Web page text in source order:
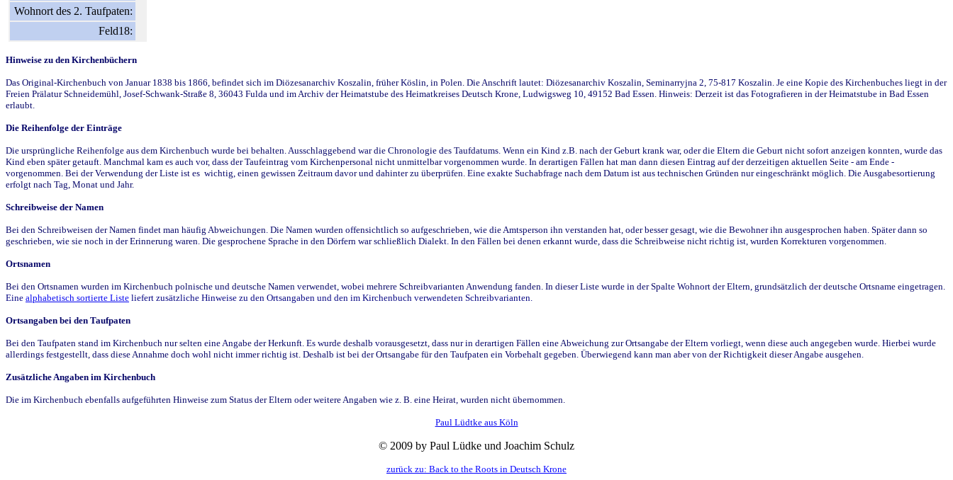
Wohnort des 2. Taufpaten:
Feld18:
Hinweise zu den Kirchenbüchern
Das Original-Kirchenbuch von Januar 1838 bis 1866, befindet sich im Diözesanarchiv Koszalin, früher Köslin, in Polen. Die Anschrift lautet: Diözesanarchiv Koszalin, Seminarryjna 2, 75-817 Koszalin. Je eine Kopie des Kirchenbuches liegt in der
Freien Prälatur Schneidemühl, Josef-Schwank-Straße 8, 36043 Fulda und im Archiv der Heimatstube des Heimatkreises Deutsch Krone, Ludwigsweg 10, 49152 Bad Essen. Hinweis: Derzeit ist das Fotografieren in der Heimatstube in Bad Essen
erlaubt.
Die Reihenfolge der Einträge
Die ursprüngliche Reihenfolge aus dem Kirchenbuch wurde bei behalten. Ausschlaggebend war die Chronologie des Taufdatums. Wenn ein Kind z.B. nach der Geburt krank war, oder die Eltern die Geburt nicht sofort anzeigen konnten, wurde das
Kind eben später getauft. Manchmal kam es auch vor, dass der Taufeintrag vom Kirchenpersonal nicht unmittelbar vorgenommen wurde. In derartigen Fällen hat man dann diesen Eintrag auf der derzeitigen aktuellen Seite - am Ende -
vorgenommen. Bei der Verwendung der Liste ist es wichtig, einen gewissen Zeitraum davor und dahinter zu überprüfen. Eine exakte Suchabfrage nach dem Datum ist aus technischen Gründen nur eingeschränkt möglich. Die Ausgabesortierung
erfolgt nach Tag, Monat und Jahr.
Schreibweise der Namen
Bei den Schreibweisen der Namen findet man häufig Abweichungen. Die Namen wurden offensichtlich so aufgeschrieben, wie die Amtsperson ihn verstanden hat, oder besser gesagt, wie die Bewohner ihn ausgesprochen haben. Später dann so
geschrieben, wie sie noch in der Erinnerung waren. Die gesprochene Sprache in den Dörfern war schließlich Dialekt. In den Fällen bei denen erkannt wurde, dass die Schreibweise nicht richtig ist, wurden Korrekturen vorgenommen.
Ortsnamen
Bei den Ortsnamen wurden im Kirchenbuch polnische und deutsche Namen verwendet, wobei mehrere Schreibvarianten Anwendung fanden. In dieser Liste wurde in der Spalte Wohnort der Eltern, grundsätzlich der deutsche Ortsname eingetragen.
Eine alphabetisch sortierte Liste liefert zusätzliche Hinweise zu den Ortsangaben und den im Kirchenbuch verwendeten Schreibvarianten.
Ortsangaben bei den Taufpaten
Bei den Taufpaten stand im Kirchenbuch nur selten eine Angabe der Herkunft. Es wurde deshalb vorausgesetzt, dass nur in derartigen Fällen eine Abweichung zur Ortsangabe der Eltern vorliegt, wenn diese auch angegeben wurde. Hierbei wurde
allerdings festgestellt, dass diese Annahme doch wohl nicht immer richtig ist. Deshalb ist bei der Ortsangabe für den Taufpaten ein Vorbehalt gegeben. Überwiegend kann man aber von der Richtigkeit dieser Angabe ausgehen.
Zusätzliche Angaben im Kirchenbuch
Die im Kirchenbuch ebenfalls aufgeführten Hinweise zum Status der Eltern oder weitere Angaben wie z. B. eine Heirat, wurden nicht übernommen.
Paul Lüdtke aus Köln
© 2009 by Paul Lüdke und Joachim Schulz
zurück zu: Back to the Roots in Deutsch Krone